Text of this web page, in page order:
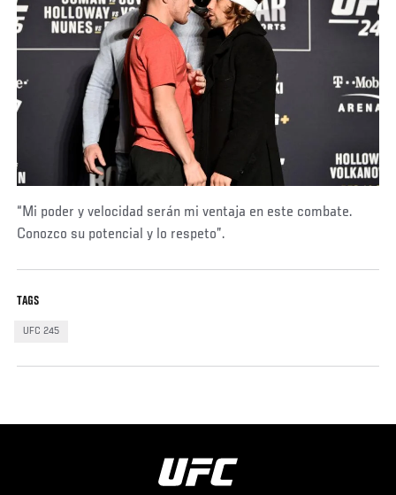
“Mi poder y velocidad serán mi ventaja en este combate.
Conozco su potencial y lo respeto”.
TAGS
UFC 245